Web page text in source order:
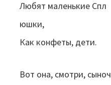
Любят маленькие Спл
юшки,
Как конфеты, дети.
Вот она, смотри, сыноч